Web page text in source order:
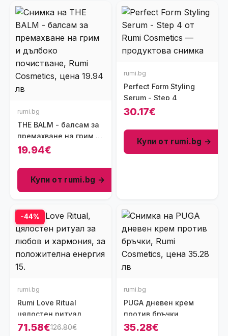
rumi.bg
THE BALM - балсам за
премахване на грим и
дълбоко почистване
19.94€
Купи от rumi.bg →
rumi.bg
Perfect Form Styling
Serum - Step 4
30.17€
Купи от rumi.bg →
-44%
rumi.bg
Rumi Love Ritual
цялостен ритуал
71.58€126.80€
rumi.bg
PUGA дневен крем
против бръчки
35.28€